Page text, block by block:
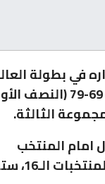
في بطولة
امام المنتخب
السويسري المضيف مساء